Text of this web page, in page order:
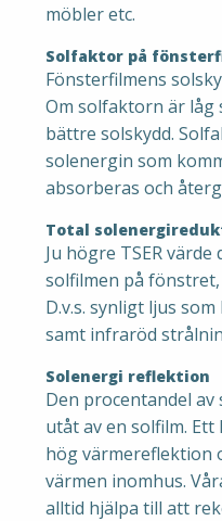
möbler etc.
Solfaktor på
Fönsterfilmens
Om solfaktorn är låg
bättre solskydd.
solenergin som
absorberas och
Total
Ju högre TSER
solfilmen på
D.v.s. synligt ljus
samt infraröd
Solenergi reflektion
Den procentandel
utåt av en solfilm.
hög värmereflektion
värmen inomhus.
alltid hjälpa till att